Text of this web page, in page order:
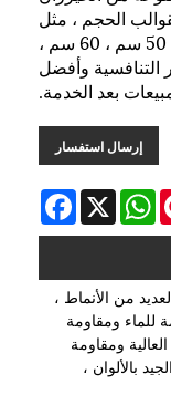
الحجم ، مثل
20 سم ، 25 سم ، 30 سم ، 40 سم ، 50 سم ، 60 سم ،
التنافسية وأفضل
بعد الخدمة.
إرسال استفسار
Facebook X
WhatsApp
من الأنماط ،
للماء ومقاومة
ومقاومة
بالألوان ،